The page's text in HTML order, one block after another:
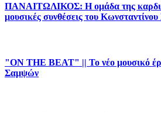
ΠΑΝΑΙΤΩΛΙΚΟΣ: Η ομάδα της
μουσικές συνθέσεις του
"ON THE BEAT" || Το νέο μουσικό
Σαμψών